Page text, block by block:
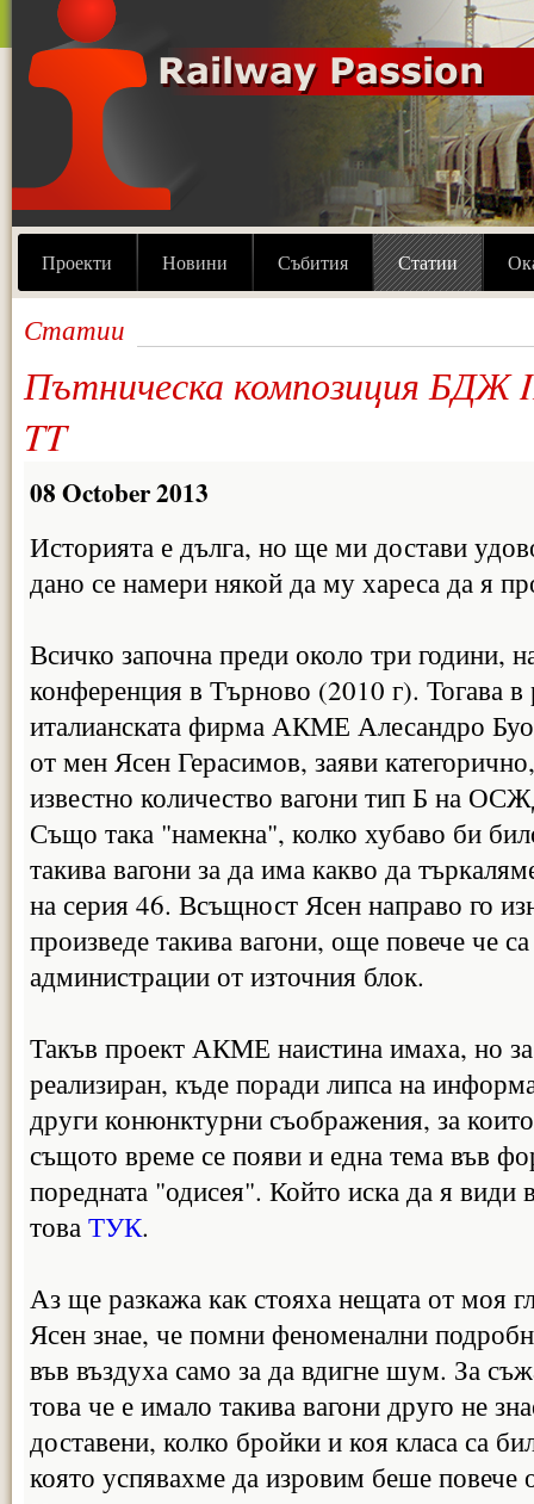
Проекти Новини Събития Статии
Статии
Пътническа композиция
TT
08 October 2013
Историята е дълга, но ще ми достави
дано се намери някой да му хареса да я
Всичко започна преди около три години,
конференция в Търново (2010 г). Тогава в
италианската фирма АКМЕ Алесандро
от мен Ясен Герасимов, заяви
известно количество вагони тип Б на
Също така "намекна", колко хубаво би
такива вагони за да има какво да
на серия 46. Всъщност Ясен направо го
произведе такива вагони, още повече че
администрации от източния блок.
Такъв проект АКМЕ наистина имаха, но
реализиран, къде поради липса на
други конюнктурни съображения, за
същото време се появи и една тема във
поредната "одисея". Който иска да я види
това ТУК.
Аз ще разкажа как стояха нещата от моя
Ясен знае, че помни феноменални
във въздуха само за да вдигне шум. За
това че е имало такива вагони друго не
доставени, колко бройки и коя класа са
която успявахме да изровим беше повече